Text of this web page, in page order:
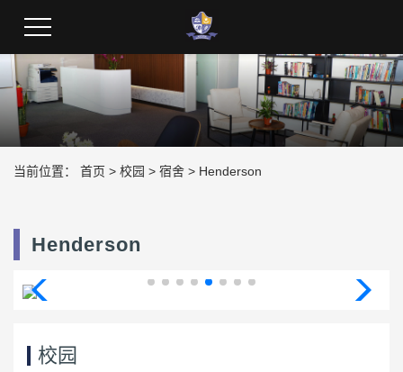
校园
当前位置： 首页 > 校园 > 宿舍 > Henderson
Henderson
校园